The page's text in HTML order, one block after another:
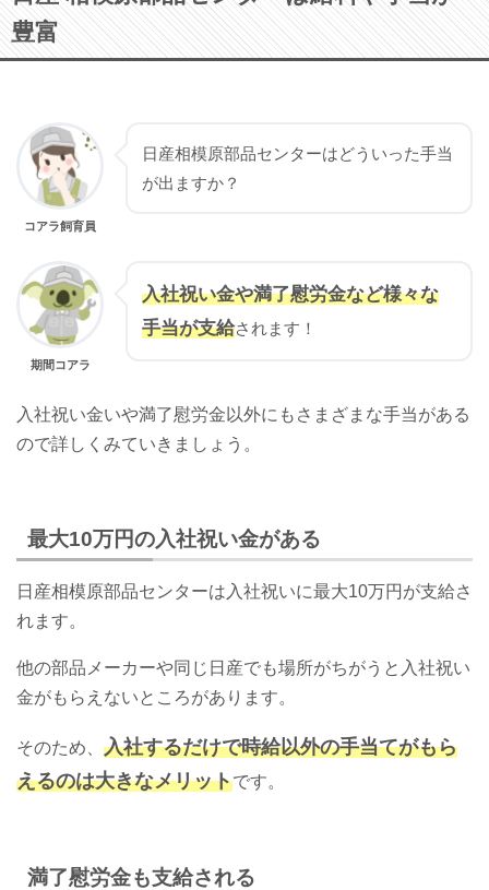
豊富
コアラ飼育員
日産相模原部品センターはどういった手当
が出ますか？
期間コアラ
入社祝い金や満了慰労金など様々な
手当が支給されます！
入社祝い金いや満了慰労金以外にもさまざまな手当がある
ので詳しくみていきましょう。
最大10万円の入社祝い金がある
日産相模原部品センターは入社祝いに最大10万円が支給さ
れます。
他の部品メーカーや同じ日産でも場所がちがうと入社祝い
金がもらえないところがあります。
そのため、 入社するだけで時給以外の手当てがもら
えるのは大きなメリットです。
満了慰労金も支給される